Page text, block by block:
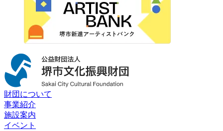
財団について
事業紹介
施設案内
イベント